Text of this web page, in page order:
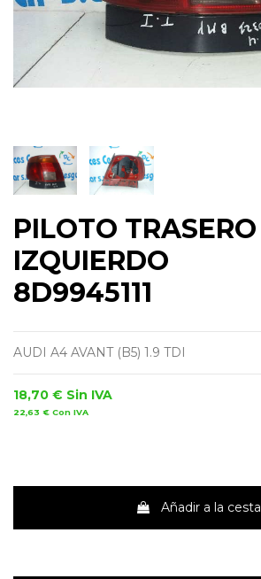
PILOTO TRASERO
IZQUIERDO
8D9945111
AUDI A4 AVANT (B5) 1.9 TDI
18,70 € Sin IVA
22,63 € Con IVA
Añadir a la cesta